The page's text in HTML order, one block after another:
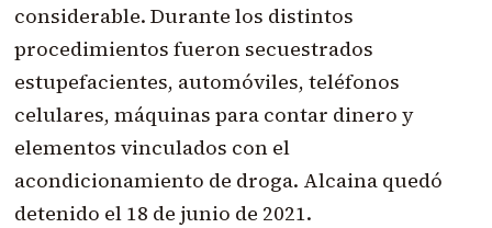
considerable. Durante los distintos
procedimientos fueron secuestrados
estupefacientes, automóviles, teléfonos
celulares, máquinas para contar dinero y
elementos vinculados con el
acondicionamiento de droga. Alcaina quedó
detenido el 18 de junio de 2021.